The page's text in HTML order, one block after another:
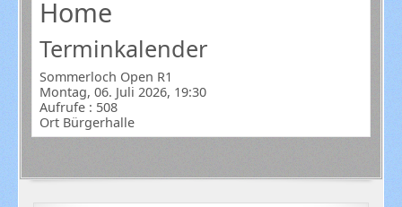
Home
Terminkalender
Sommerloch Open R1
Montag, 06. Juli 2026, 19:30
Aufrufe: 508
Ort Bürgerhalle